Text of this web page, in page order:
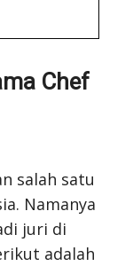
Chef
salah satu
Namanya
juri di
adalah